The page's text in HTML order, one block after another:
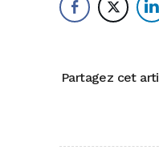
Partagez cet